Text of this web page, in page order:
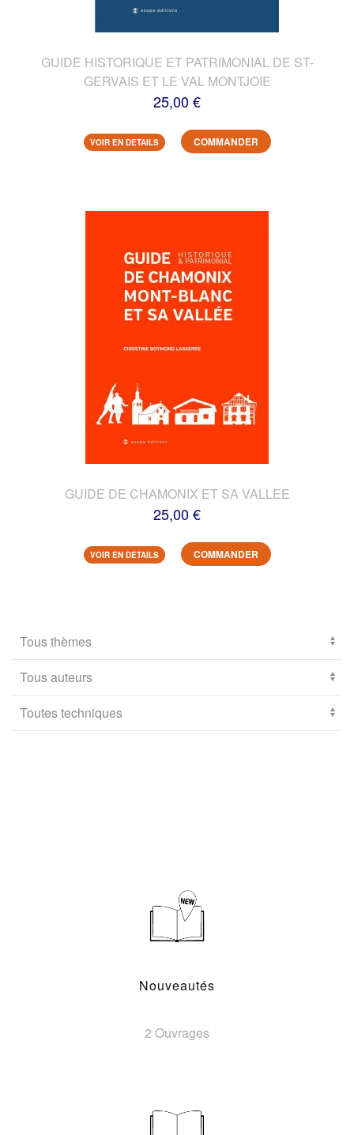
GUIDE HISTORIQUE ET PATRIMONIAL DE ST-
GERVAIS ET LE VAL MONTJOIE
25,00 €
VOIR EN DETAILS COMMANDER
GUIDE DE CHAMONIX ET SA VALLEE
25,00 €
VOIR EN DETAILS COMMANDER
Nouveautés
2 Ouvrages